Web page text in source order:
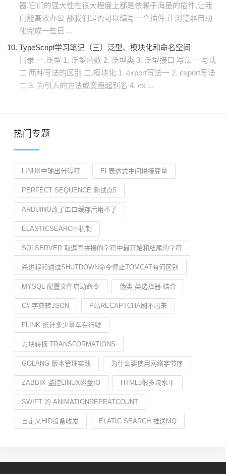
器,它们的强大性在很大程度上都是依赖于海量的插件,让我
们能高效办公 那我们是否可以编写一个插件,让浏览器自动
化完成一些日 ...
TypeScript学习笔记（三）泛型、模块化和命名空间
目录 一.泛型 1. 泛型函数 2. 泛型类 3. 泛型接口 写法一 写法
二 两种写法的区别 二.模块化 1. export写法一 2. export写法
二 3. 为引入的方法或变量起别名 4. ex ...
热门专题
LINUX中输出分隔符 EL表达式中间拼接变量
PERFECT SEQUENCE 测试点5
ARDUINO改了串口缓存后用不了
ELASTICSEARCH 机制
SQLSERVER 取逗号拼接的字符中最开始和结尾的字符
杀进程和通过SHUTDOWN命令停止TOMCAT有何区别
MYSQL 配置文件启动命令 伪类 类选择器 结合
C# 字典转JSON P站RECAPTCHA刷不出来
FLINK 统计多少量车在行驶
方块转换 TRANSFORMATIONS
GOLANG 版本管理实践 为什么要使用网络字节序
ZABBIX 监控LINUX磁盘IO HTML5很多块水平
SWIFT 的 ANIMATIONREPEATCOUNT
自定义HID设备收发 ELATIC SEARCH 推送MQ